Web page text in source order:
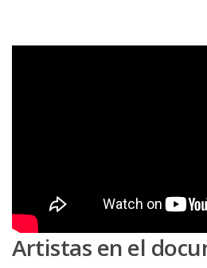
Artistas en el